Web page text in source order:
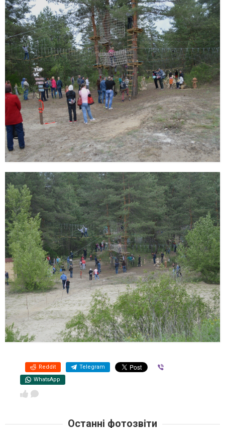
Reddit Telegram
WhatsApp
Останні фотозвіти